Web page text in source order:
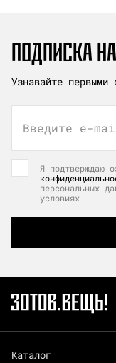
ПОДПИСКА
Узнавайте
Введите e-
Я подтверждаю
персональных
условиях
Каталог